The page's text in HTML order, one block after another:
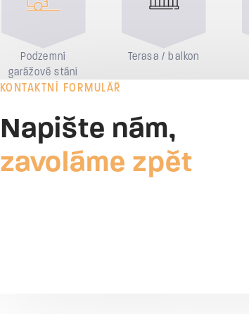
Podzemní
garážové stání
Terasa / balkon
KONTAKTNÍ FORMULÁŘ
Napište nám,
zavoláme zpět